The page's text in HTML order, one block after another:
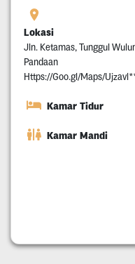
Lokasi
Jln. Ketamas, Tunggul
Pandaan
Https://Goo.gl/Maps/
Kamar Tidur
Kamar Mandi